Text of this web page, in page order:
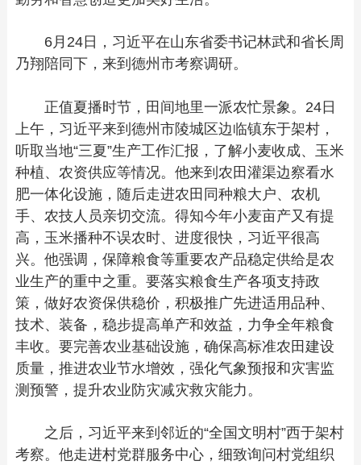
6月24日，习近平在山东省委书记林武和省长周
乃翔陪同下，来到德州市考察调研。
正值夏播时节，田间地里一派农忙景象。24日
上午，习近平来到德州市陵城区边临镇东于架村，
听取当地“三夏”生产工作汇报，了解小麦收成、玉米
种植、农资供应等情况。他来到农田灌渠边察看水
肥一体化设施，随后走进农田同种粮大户、农机
手、农技人员亲切交流。得知今年小麦亩产又有提
高，玉米播种不误农时、进度很快，习近平很高
兴。他强调，保障粮食等重要农产品稳定供给是农
业生产的重中之重。要落实粮食生产各项支持政
策，做好农资保供稳价，积极推广先进适用品种、
技术、装备，稳步提高单产和效益，力争全年粮食
丰收。要完善农业基础设施，确保高标准农田建设
质量，推进农业节水增效，强化气象预报和灾害监
测预警，提升农业防灾减灾救灾能力。
之后，习近平来到邻近的“全国文明村”西于架村
考察。他走进村党群服务中心，细致询问村党组织